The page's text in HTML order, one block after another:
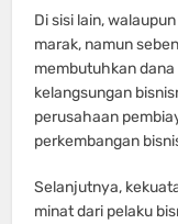
Di sisi lain,
marak, namun
membutuhkan
kelangsungan
perusahaan
perkembangan
Selanjutnya,
minat dari pelaku